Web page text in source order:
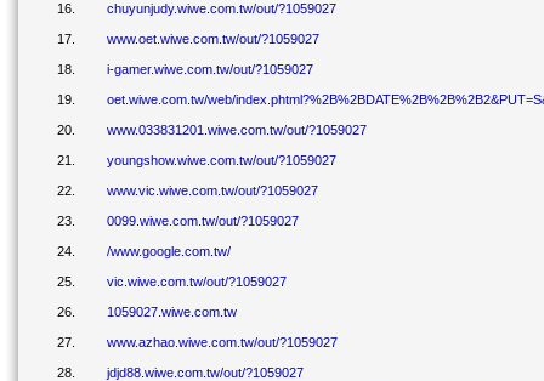
16. chuyunjudy.wiwe.com.tw/out/?1059027
17. www.oet.wiwe.com.tw/out/?1059027
18. i-gamer.wiwe.com.tw/out/?1059027
19. oet.wiwe.com.tw/web/
20. www.033831201.wiwe.com.tw/out/?1059027
21. youngshow.wiwe.com.tw/out/?1059027
22. www.vic.wiwe.com.tw/out/?1059027
23. 0099.wiwe.com.tw/out/?1059027
24. /www.google.com.tw/
25. vic.wiwe.com.tw/out/?1059027
26. 1059027.wiwe.com.tw
27. www.azhao.wiwe.com.tw/out/?1059027
28. jdjd88.wiwe.com.tw/out/?1059027